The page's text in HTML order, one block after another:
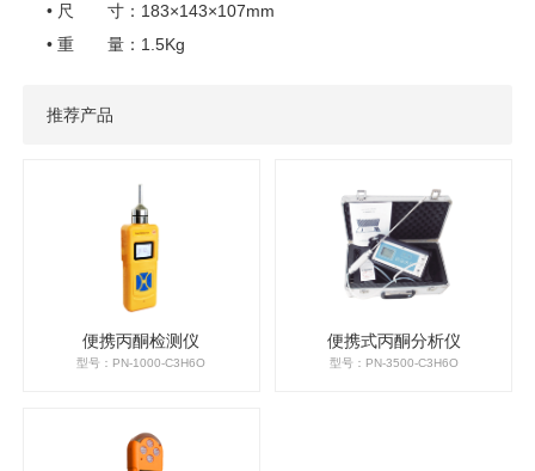
• 尺 寸：183×143×107mm
• 重 量：1.5Kg
推荐产品
便携丙酮检测仪
型号：PN-1000-C3H6O
便携式丙酮分析仪
型号：PN-3500-C3H6O